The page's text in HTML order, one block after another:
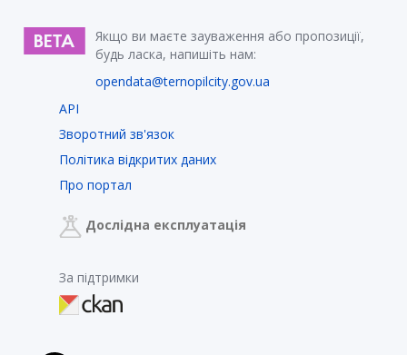
Якщо ви маєте зауваження або пропозиції,
будь ласка, напишіть нам:
opendata@ternopilcity.gov.ua
API
Зворотний зв'язок
Політика відкритих даних
Про портал
Дослідна експлуатація
За підтримки